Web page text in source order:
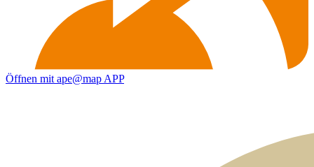
Öffnen mit ape@map APP